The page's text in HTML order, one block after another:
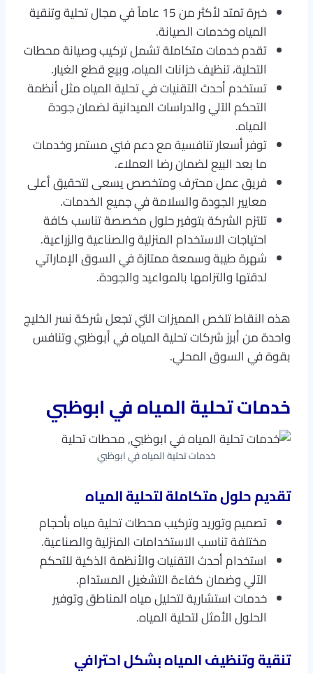
خبرة تمتد لأكثر من 15 عاماً في مجال تحلية وتنقية
المياه وخدمات الصيانة.
تقدم خدمات متكاملة تشمل تركيب وصيانة محطات
التحلية، تنظيف خزانات المياه، وبيع قطع الغيار.
تستخدم أحدث التقنيات في تحلية المياه مثل أنظمة
التحكم الآلي والدراسات الميدانية لضمان جودة
المياه.
توفر أسعار تنافسية مع دعم فني مستمر وخدمات
ما بعد البيع لضمان رضا العملاء.
فريق عمل محترف ومتخصص يسعى لتحقيق أعلى
معايير الجودة والسلامة في جميع الخدمات.
تلتزم الشركة بتوفير حلول مخصصة تناسب كافة
احتياجات الاستخدام المنزلية والصناعية والزراعية.
شهرة طيبة وسمعة ممتازة في السوق الإماراتي
لدقتها والتزامها بالمواعيد والجودة.
هذه النقاط تلخص المميزات التي تجعل شركة نسر الخليج
واحدة من أبرز شركات تحلية المياه في أبوظبي وتنافس
بقوة في السوق المحلي.
خدمات تحلية المياه في ابوظبي
خدمات تحلية المياه في ابوظبي
تقديم حلول متكاملة لتحلية المياه
تصميم وتوريد وتركيب محطات تحلية مياه بأحجام
مختلفة تناسب الاستخدامات المنزلية والصناعية.
استخدام أحدث التقنيات والأنظمة الذكية للتحكم
الآلي وضمان كفاءة التشغيل المستدام.
خدمات استشارية لتحليل مياه المناطق وتوفير
الحلول الأمثل لتحلية المياه.
تنقية وتنظيف المياه بشكل احترافي